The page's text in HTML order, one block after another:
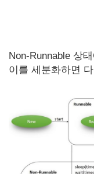
Non-Runnable 상
이를 세분화하면